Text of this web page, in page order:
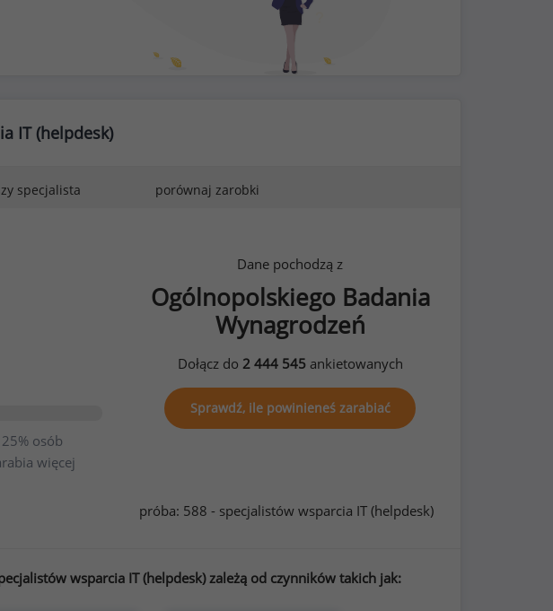
IT (helpdesk)
specjalista porównaj zarobki
25% osób
więcej
Dane pochodzą z
Ogólnopolskiego Badania
Wynagrodzeń
Dołącz do 2 444 545ankietowanych
Sprawdź, ile powinieneś zarabiać
próba: 588 - specjalistów wsparcia IT (helpdesk)
wsparcia IT (helpdesk) zależą od czynników takich jak: